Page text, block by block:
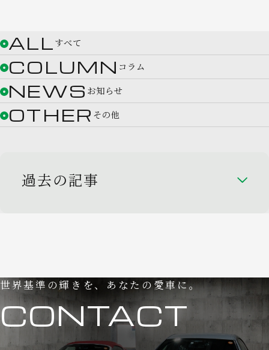
ALL すべて
COLUMN コラム
NEWS お知らせ
OTHER その他
過去の記事
世界基準の輝きを、あなたの愛車に。
CONTACT